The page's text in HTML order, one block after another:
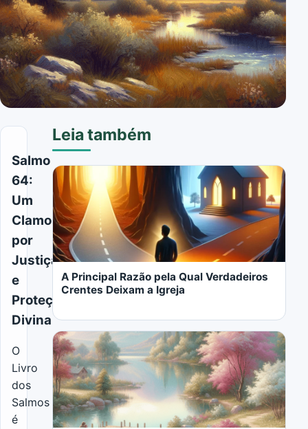
Salmo
64:
Um
Clamor
por
Justiça
e
Proteção
Divina
O
Livro
dos
Salmos
é
Leia também
A Principal Razão pela Qual Verdadeiros
Crentes Deixam a Igreja
LER MAIS